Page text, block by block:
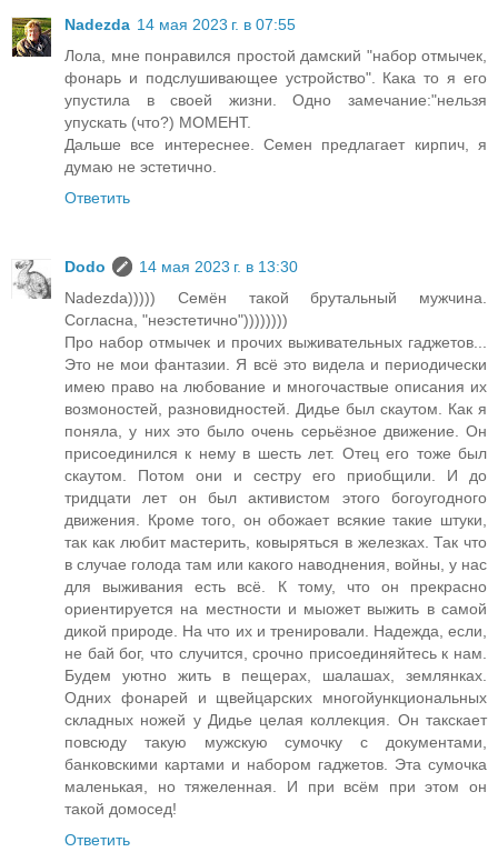
Nadezda 14 мая 2023 г. в 07:55
Лола, мне понравился простой дамский "набор отмычек,
фонарь и подслушивающее устройство". Кака то я его
упустила в своей жизни. Одно замечание:"нельзя
упускать (что?) МОМЕНТ.
Дальше все интереснее. Семен предлагает кирпич, я
думаю не эстетично.
Ответить
Dodo
14 мая 2023 г. в 13:30
Nadezda))))) Семён такой брутальный мужчина.
Согласна, "неэстетично"))))))))
Про набор отмычек и прочих выживательных гаджетов...
Это не мои фантазии. Я всё это видела и периодически
имею право на любование и многочаствые описания их
возмоностей, разновидностей. Дидье был скаутом. Как я
поняла, у них это было очень серьёзное движение. Он
присоединился к нему в шесть лет. Отец его тоже был
скаутом. Потом они и сестру его приобщили. И до
тридцати лет он был активистом этого богоугодного
движения. Кроме того, он обожает всякие такие штуки,
так как любит мастерить, ковыряться в железках. Так что
в случае голода там или какого наводнения, войны, у нас
для выживания есть всё. К тому, что он прекрасно
ориентируется на местности и мыожет выжить в самой
дикой природе. На что их и тренировали. Надежда, если,
не бай бог, что случится, срочно присоединяйтесь к нам.
Будем уютно жить в пещерах, шалашах, землянках.
Одних фонарей и щвейцарских многойункциональных
складных ножей у Дидье целая коллекция. Он такскает
повсюду такую мужскую сумочку с документами,
банковскими картами и набором гаджетов. Эта сумочка
маленькая, но тяжеленная. И при всём при этом он
такой домосед!
Ответить